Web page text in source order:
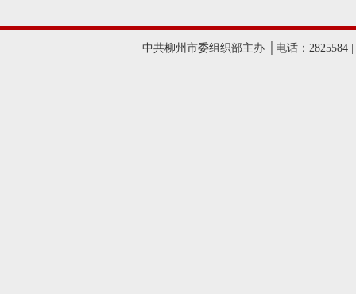
中共柳州市委组织部主办 │电话：2825584